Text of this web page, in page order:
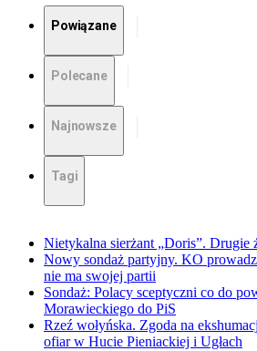
Powiązane
Polecane
Najnowsze
Tagi
Nietykalna sierżant „Doris”. Drugie
Nowy sondaż partyjny. KO
nie ma swojej partii
Sondaż: Polacy sceptyczni co do
Morawieckiego do PiS
Rzeź wołyńska. Zgoda na
ofiar w Hucie Pieniackiej i Ugłach